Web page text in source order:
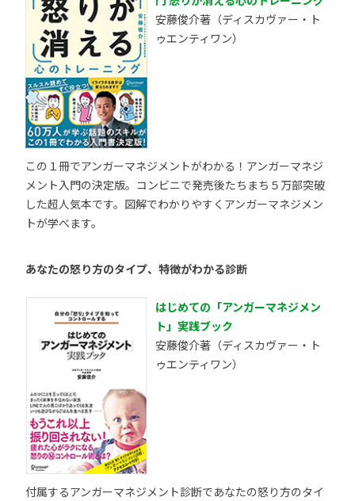
安藤俊介著（ディスカヴァー・ト
ゥエンティワン）
この１冊でアンガーマネジメントがわかる！アンガーマネジ
メント入門の決定版。コンビニで発売後たちまち５万部突破
した超人気本です。図解でわかりやすくアンガーマネジメン
トが学べます。
あなたの怒り方のタイプ、特徴がわかる診断
はじめての「アンガーマネジメン
ト」実践ブック
安藤俊介著（ディスカヴァー・ト
ゥエンティワン）
付属するアンガーマネジメント診断であなたの怒り方のタイ